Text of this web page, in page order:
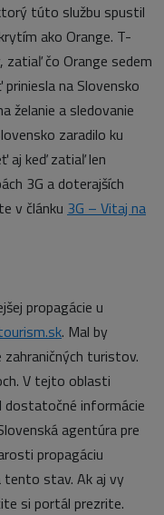
túto službu spustil
ako Orange. T-
zatiaľ čo Orange sedem
na Slovensko
želanie a sledovanie
zaradilo ku
aj keď zatiaľ len
3G a doterajších
v článku 3G – Vitaj na
propagácie u
. Mal by
zahraničných turistov.
V tejto oblasti
dostatočné informácie
agentúra pre
propagáciu
tento stav. Ak aj vy
si portál prezrite.